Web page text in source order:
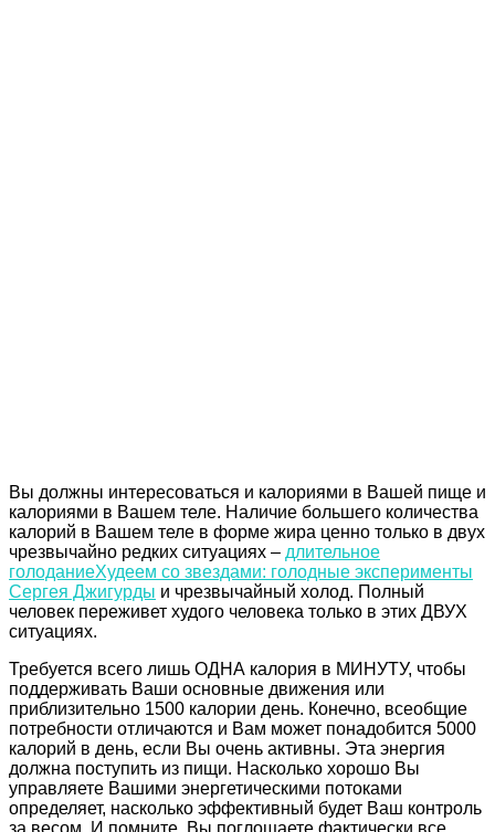
Вы должны интересоваться и калориями в Вашей пище и
калориями в Вашем теле. Наличие большего количества
калорий в Вашем теле в форме жира ценно только в двух
чрезвычайно редких ситуациях – длительное
голоданиеХудеем со звездами: голодные эксперименты
Сергея Джигурды и чрезвычайный холод. Полный
человек переживет худого человека только в этих ДВУХ
ситуациях.
Требуется всего лишь ОДНА калория в МИНУТУ, чтобы
поддерживать Ваши основные движения или
приблизительно 1500 калории день. Конечно, всеобщие
потребности отличаются и Вам может понадобится 5000
калорий в день, если Вы очень активны. Эта энергия
должна поступить из пищи. Насколько хорошо Вы
управляете Вашими энергетическими потоками
определяет, насколько эффективный будет Ваш контроль